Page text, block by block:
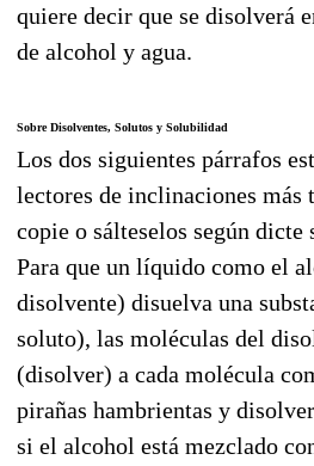
quiere decir que se disolverá
de alcohol y agua.
Sobre Disolventes, Solutos y Solubilidad
Los dos siguientes párrafos
lectores de inclinaciones más
copie o sálteselos según dicte
Para que un líquido como el
disolvente) disuelva una
soluto), las moléculas del
(disolver) a cada molécula
pirañas hambrientas y
si el alcohol está mezclado